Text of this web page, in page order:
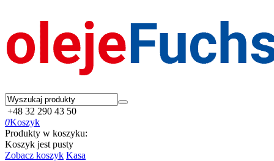
+48 32 290 43 50
0Koszyk
Produkty w koszyku:
Koszyk jest pusty
Zobacz koszyk Kasa